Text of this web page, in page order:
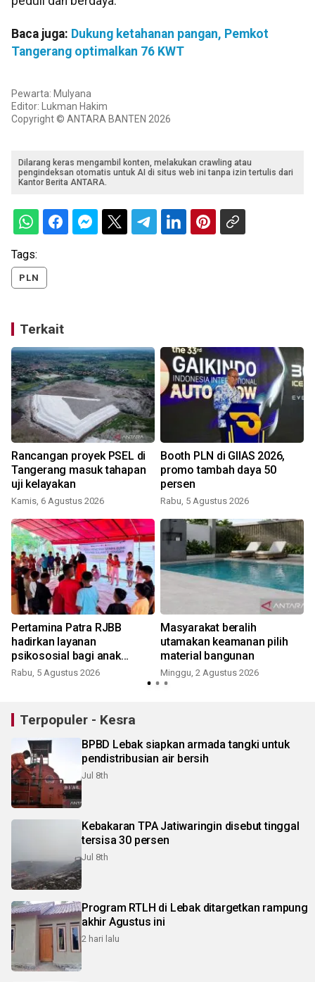
Baca juga: Dukung ketahanan pangan, Pemkot
Tangerang optimalkan 76 KWT
Pewarta: Mulyana
Editor: Lukman Hakim
Copyright © ANTARA BANTEN 2026
Dilarang keras mengambil konten, melakukan crawling atau
pengindeksan otomatis untuk AI di situs web ini tanpa izin tertulis dari
Kantor Berita ANTARA.
Tags:
PLN
Terkait
Rancangan proyek PSEL di
Tangerang masuk tahapan
uji kelayakan
Kamis, 6 Agustus 2026
Booth PLN di GIIAS 2026,
promo tambah daya 50
persen
Rabu, 5 Agustus 2026
Pertamina Patra RJBB
hadirkan layanan
psikososial bagi anak
penyintas gempa Sigi
Rabu, 5 Agustus 2026
Masyarakat beralih
utamakan keamanan pilih
material bangunan
Minggu, 2 Agustus 2026
Terpopuler - Kesra
BPBD Lebak siapkan armada tangki untuk
pendistribusian air bersih
Jul 8th
Kebakaran TPA Jatiwaringin disebut tinggal
tersisa 30 persen
Jul 8th
Program RTLH di Lebak ditargetkan rampung
akhir Agustus ini
2 hari lalu